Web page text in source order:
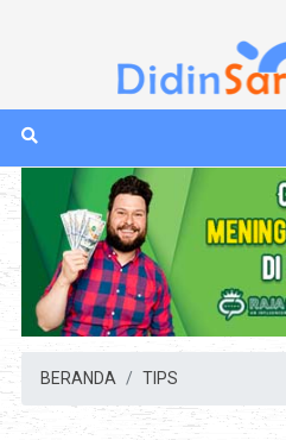
BERANDA TIPS